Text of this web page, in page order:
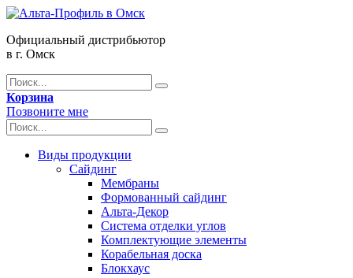
Официальный дистрибьютор
в г. Омск
Корзина
Позвоните мне
Виды продукции
Сайдинг
Мембраны
Формованный сайдинг
Альта-Декор
Система отделки углов
Комплектующие элементы
Корабельная доска
Блокхаус